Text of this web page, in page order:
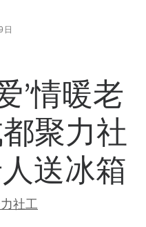
日
’情暖老
聚力社
送冰箱
社工